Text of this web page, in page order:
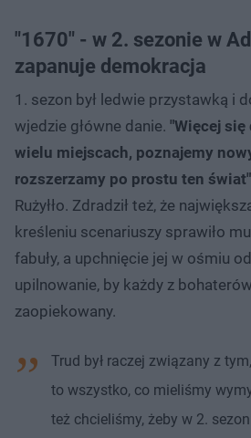
"1670" - w 2. sezonie w
zapanuje demokracja
1. sezon był ledwie przystawką i
wjedzie główne danie. "Więcej się
wielu miejscach, poznajemy
rozszerzamy po prostu ten świat"
Rużyłło. Zdradził też, że
kreśleniu scenariuszy sprawiło
fabuły, a upchnięcie jej w ośmiu
upilnowanie, by każdy z
zaopiekowany.
Trud był raczej związany z
to wszystko, co mieliśmy
też chcieliśmy, żeby w 2.